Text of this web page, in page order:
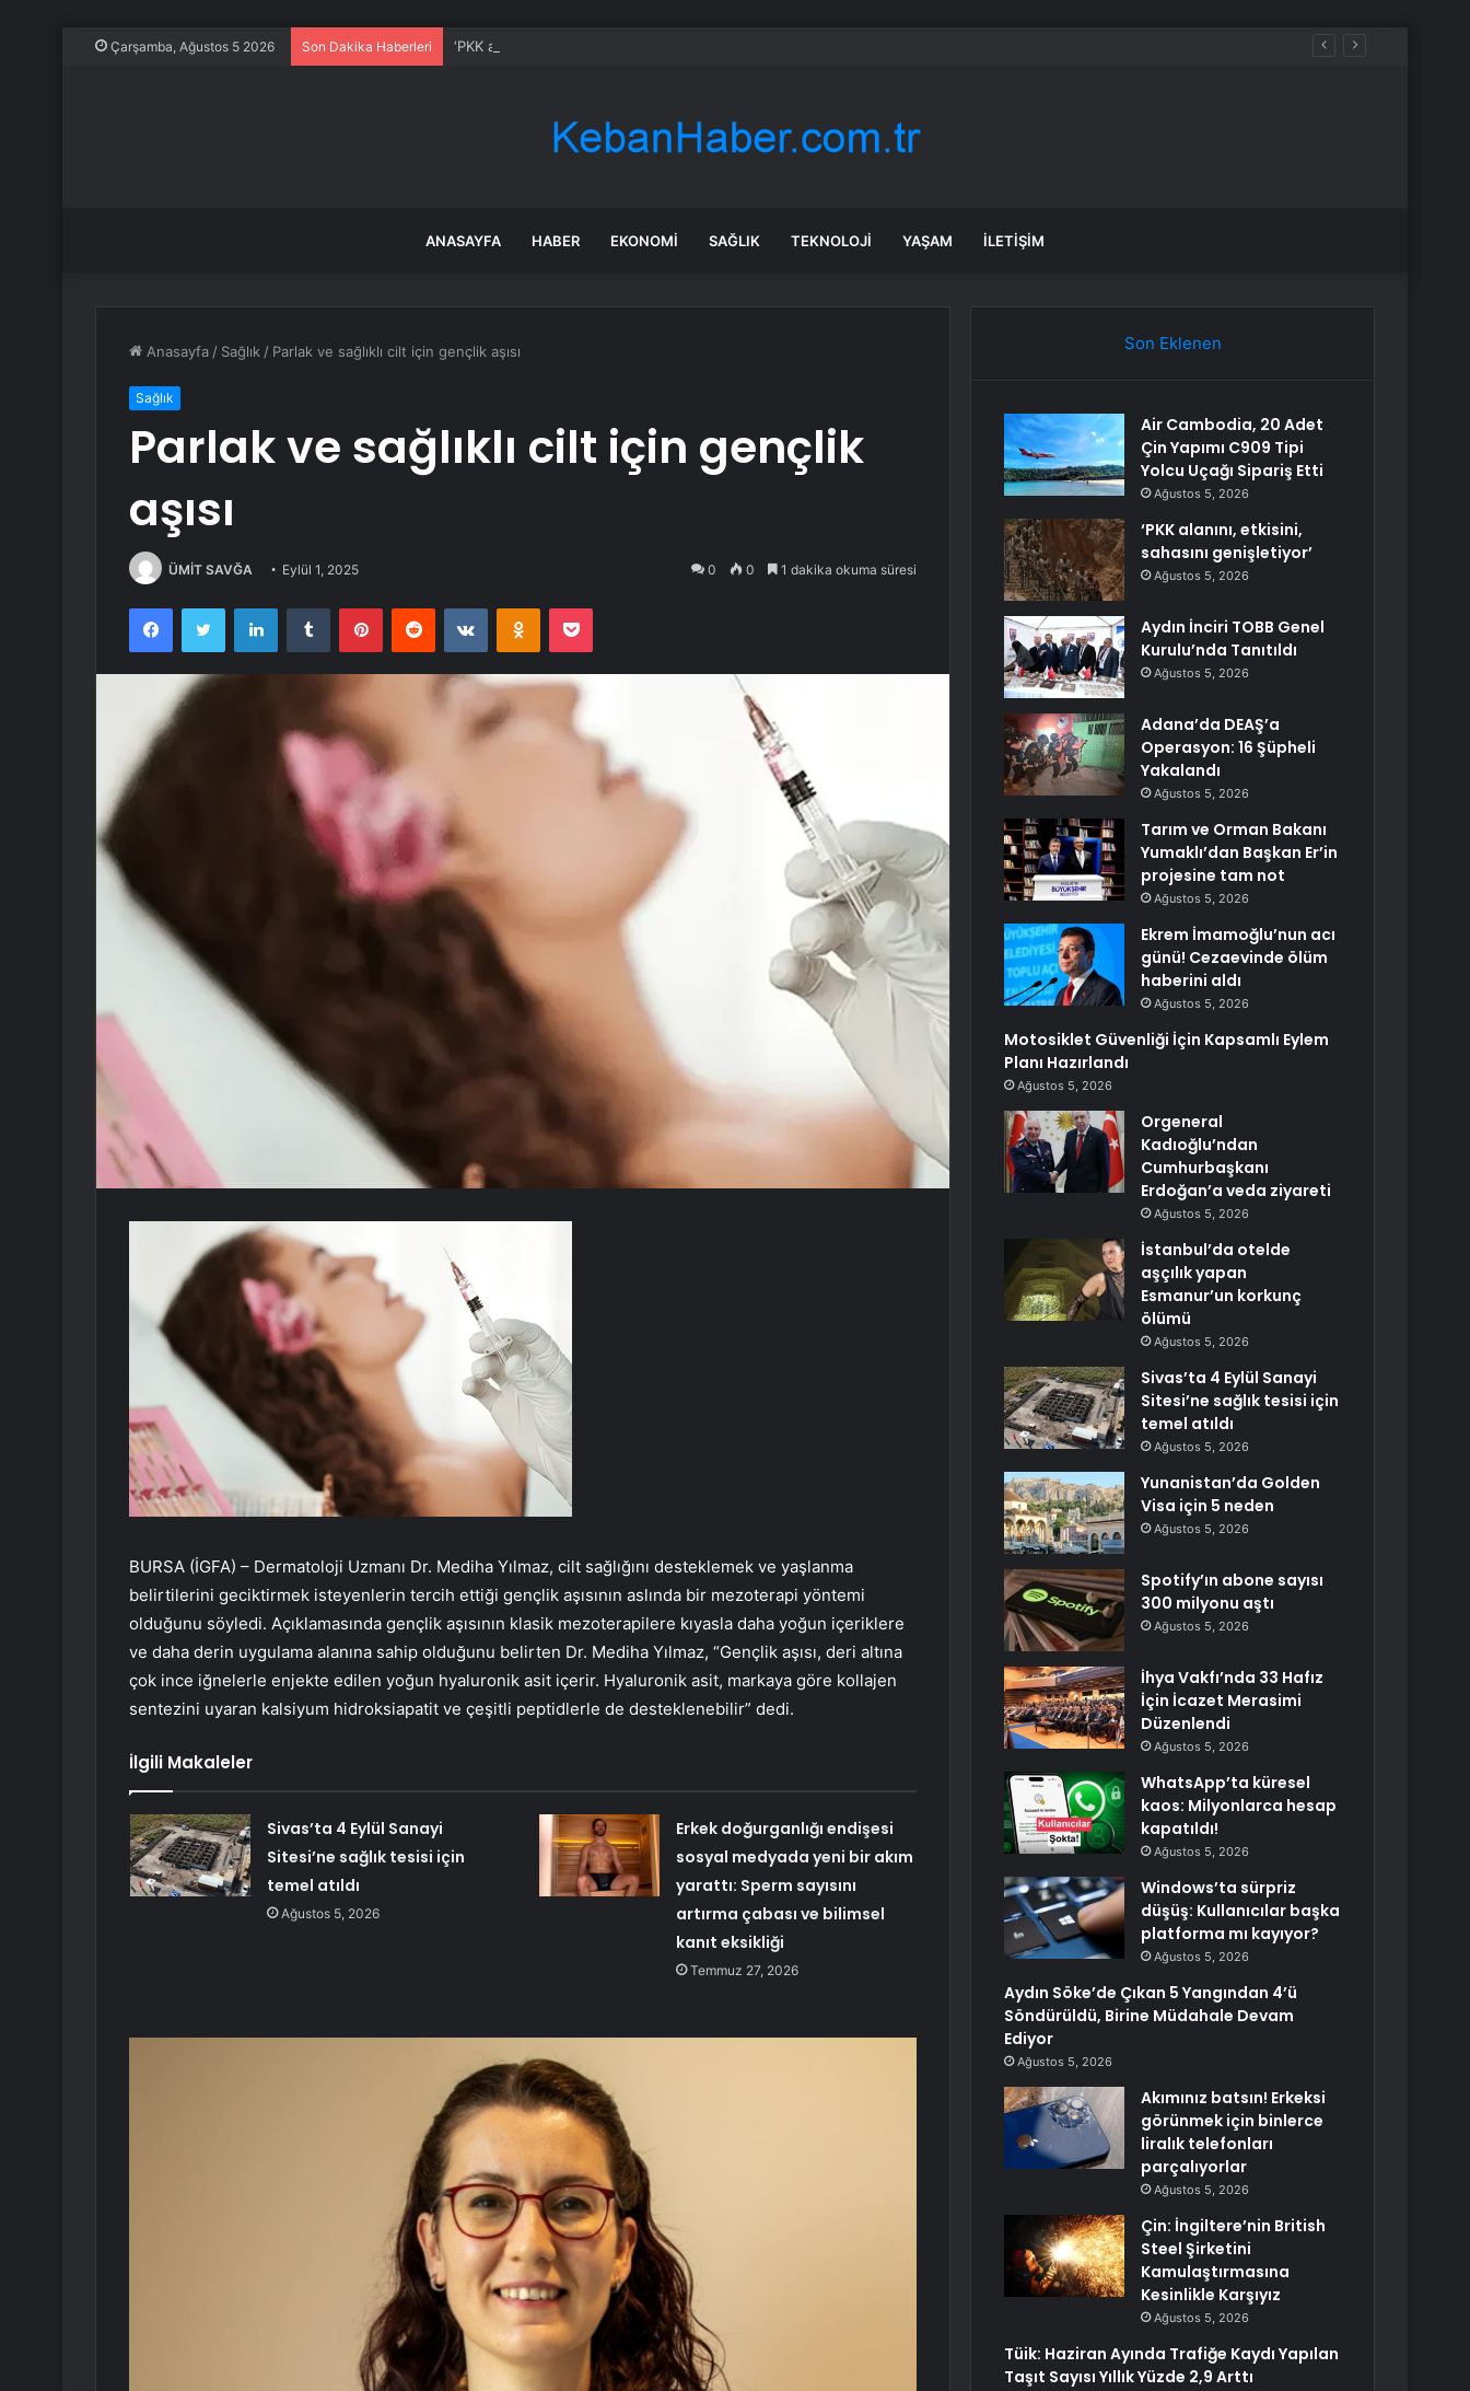
Çarşamba, Ağustos 5 2026 Son Dakika Haberleri ‘PKK alanını, etkisini, sahasını genişletiyor’
ANASAYFA HABER EKONOMI SAĞLIK TEKNOLOJI YAŞAM İLETIŞIM
Anasayfa / Sağlık / Parlak ve sağlıklı cilt için gençlik aşısı
Sağlık
Parlak ve sağlıklı cilt için gençlik
aşısı
ÜMİT SAVĞA Eylül 1, 2025 0 0 1 dakika okuma süresi
FacebookTwitter LinkedInTumblr PinterestReddit VKontakteOdnoklassniki
Pocket
BURSA (İGFA) – Dermatoloji Uzmanı Dr. Mediha Yılmaz, cilt sağlığını desteklemek ve yaşlanma
belirtilerini geciktirmek isteyenlerin tercih ettiği gençlik aşısının aslında bir mezoterapi yöntemi
olduğunu söyledi. Açıklamasında gençlik aşısının klasik mezoterapilere kıyasla daha yoğun içeriklere
ve daha derin uygulama alanına sahip olduğunu belirten Dr. Mediha Yılmaz, “Gençlik aşısı, deri altına
çok ince iğnelerle enjekte edilen yoğun hyaluronik asit içerir. Hyaluronik asit, markaya göre kollajen
sentezini uyaran kalsiyum hidroksiapatit ve çeşitli peptidlerle de desteklenebilir” dedi.
İlgili Makaleler
Sivas’ta 4 Eylül Sanayi
Sitesi’ne sağlık tesisi için
temel atıldı
Ağustos 5, 2026
Erkek doğurganlığı endişesi
sosyal medyada yeni bir akım
yarattı: Sperm sayısını
artırma çabası ve bilimsel
kanıt eksikliği
Temmuz 27, 2026
Son Eklenen
Air Cambodia, 20 Adet
Çin Yapımı C909 Tipi
Yolcu Uçağı Sipariş Etti
Ağustos 5, 2026
‘PKK alanını, etkisini,
sahasını genişletiyor’
Ağustos 5, 2026
Aydın İnciri TOBB Genel
Kurulu’nda Tanıtıldı
Ağustos 5, 2026
Adana’da DEAŞ’a
Operasyon: 16 Şüpheli
Yakalandı
Ağustos 5, 2026
Tarım ve Orman Bakanı
Yumaklı’dan Başkan Er’in
projesine tam not
Ağustos 5, 2026
Ekrem İmamoğlu’nun acı
günü! Cezaevinde ölüm
haberini aldı
Ağustos 5, 2026
Motosiklet Güvenliği İçin Kapsamlı Eylem
Planı Hazırlandı
Ağustos 5, 2026
Orgeneral
Kadıoğlu’ndan
Cumhurbaşkanı
Erdoğan’a veda ziyareti
Ağustos 5, 2026
İstanbul’da otelde
aşçılık yapan
Esmanur’un korkunç
ölümü
Ağustos 5, 2026
Sivas’ta 4 Eylül Sanayi
Sitesi’ne sağlık tesisi için
temel atıldı
Ağustos 5, 2026
Yunanistan’da Golden
Visa için 5 neden
Ağustos 5, 2026
Spotify’ın abone sayısı
300 milyonu aştı
Ağustos 5, 2026
İhya Vakfı’nda 33 Hafız
İçin İcazet Merasimi
Düzenlendi
Ağustos 5, 2026
WhatsApp’ta küresel
kaos: Milyonlarca hesap
kapatıldı!
Ağustos 5, 2026
Windows’ta sürpriz
düşüş: Kullanıcılar başka
platforma mı kayıyor?
Ağustos 5, 2026
Aydın Söke’de Çıkan 5 Yangından 4’ü
Söndürüldü, Birine Müdahale Devam
Ediyor
Ağustos 5, 2026
Akımınız batsın! Erkeksi
görünmek için binlerce
liralık telefonları
parçalıyorlar
Ağustos 5, 2026
Çin: İngiltere’nin British
Steel Şirketini
Kamulaştırmasına
Kesinlikle Karşıyız
Ağustos 5, 2026
Tüik: Haziran Ayında Trafiğe Kaydı Yapılan
Taşıt Sayısı Yıllık Yüzde 2,9 Arttı